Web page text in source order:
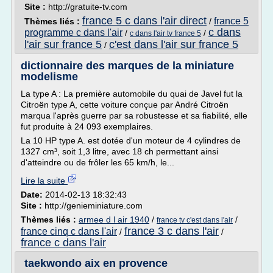
Site : http://gratuite-tv.com
Thèmes liés : france 5 c dans l'air direct / france 5
programme c dans l'air / c dans l'air tv france 5 / c dans
l'air sur france 5 / c'est dans l'air sur france 5
dictionnaire des marques de la miniature
modelisme
La type A : La première automobile du quai de Javel fut la
Citroën type A, cette voiture conçue par André Citroën
marqua l'après guerre par sa robustesse et sa fiabilité, elle
fut produite à 24 093 exemplaires.
La 10 HP type A. est dotée d'un moteur de 4 cylindres de
1327 cm³, soit 1,3 litre, avec 18 ch permettant ainsi
d'atteindre ou de frôler les 65 km/h, le...
Lire la suite
Date: 2014-02-13 18:32:43
Site : http://genieminiature.com
Thèmes liés : armee d l air 1940 / france tv c'est dans l'air /
france cinq c dans l'air / france 3 c dans l'air /
france c dans l'air
taekwondo aix en provence